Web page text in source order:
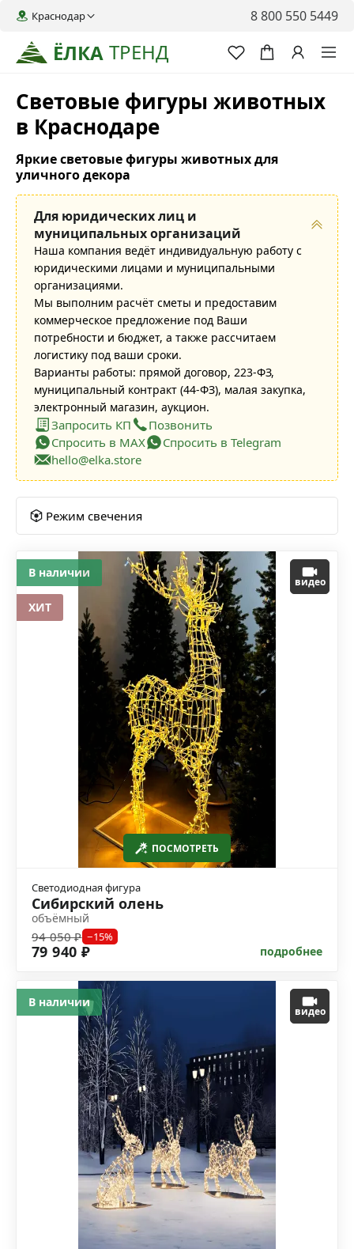
ЁЛКА ТРЕНД
Краснодар 8 800 550 5449
Световые фигуры животных
в Краснодаре
Яркие световые фигуры животных для
уличного декора
Для юридических лиц и
муниципальных организаций
Наша компания ведёт индивидуальную работу с
юридическими лицами и муниципальными
организациями.
Мы выполним расчёт сметы и предоставим
коммерческое предложение под Ваши
потребности и бюджет, а также рассчитаем
логистику под ваши сроки.
Варианты работы: прямой договор, 223-ФЗ,
муниципальный контракт (44-ФЗ), малая закупка,
электронный магазин, аукцион.
Запросить КП
Позвонить
Спросить в MAX
Спросить в Telegram
hello@elka.store
Режим свечения
ПОСМОТРЕТЬ
видео
Светодиодная фигура
Сибирский олень
объёмный
94 050 ₽ −15%
79 940 ₽ подробнее
В наличии
ХИТ
видео
В наличии